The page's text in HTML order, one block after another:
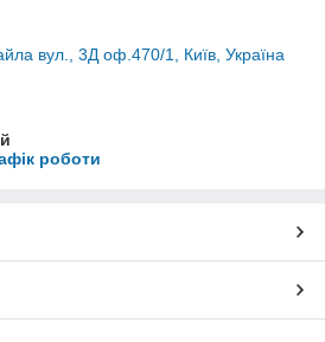
вул., 3Д оф.470/1, Київ, Україна
роботи